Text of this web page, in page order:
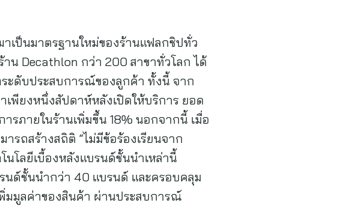
เป็นมาตรฐานใหม่ของร้านแฟลกชิปทั่ว
น Decathlon กว่า 200 สาขาทั่วโลก ได้
ะดับประสบการณ์ของลูกค้า ทั้งนี้ จาก
เพียงหนึ่งสัปดาห์หลังเปิดให้บริการ ยอด
รภายในร้านเพิ่มขึ้น 18% นอกจากนี้ เมื่อ
รถสร้างสถิติ “ไม่มีข้อร้องเรียนจาก
นโลยีเบื้องหลังแบรนด์ชั้นนำเหล่านี้
นด์ชั้นนำกว่า 40 แบรนด์ และครอบคลุม
มมูลค่าของสินค้า ผ่านประสบการณ์